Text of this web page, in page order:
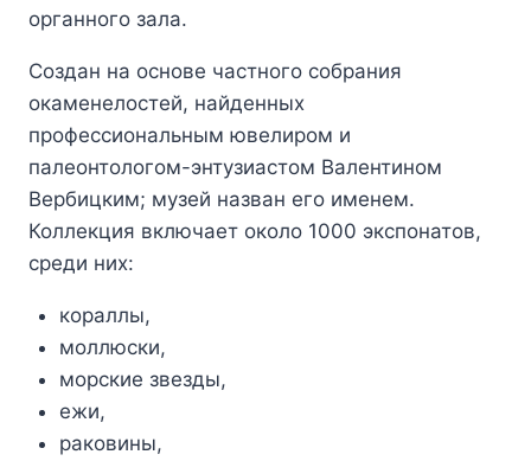
органного зала.
Создан на основе частного собрания
окаменелостей, найденных
профессиональным ювелиром и
палеонтологом-энтузиастом Валентином
Вербицким; музей назван его именем.
Коллекция включает около 1000 экспонатов,
среди них:
кораллы,
моллюски,
морские звезды,
ежи,
раковины,